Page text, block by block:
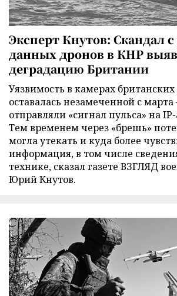
Эксперт Кнутов: Скандал с
данных дронов в КНР
деградацию Британии
Уязвимость в камерах
оставалась незамеченной с марта
отправляли «сигнал пульса» на
Тем временем через «брешь»
могла утекать и куда более
информация, в том числе
технике, сказал газете ВЗГЛЯД
Юрий Кнутов.